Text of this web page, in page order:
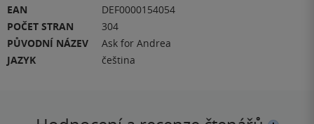
EAN
DEF0000154054
POČET STRAN
304
PŮVODNÍ NÁZEV
Ask for Andrea
JAZYK
čeština